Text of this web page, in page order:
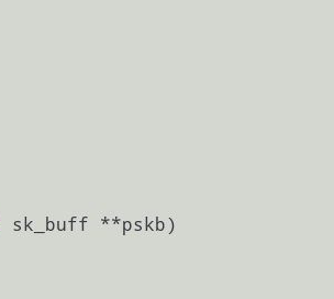
sk_buff **pskb)